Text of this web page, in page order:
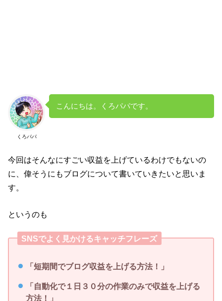
くろパパ
こんにちは。くろパパです。
今回はそんなにすごい収益を上げているわけでもないの
に、偉そうにもブログについて書いていきたいと思いま
す。
というのも
SNSでよく見かけるキャッチフレーズ
「短期間でブログ収益を上げる方法！」
「自動化で１日３０分の作業のみで収益を上げる
方法！」